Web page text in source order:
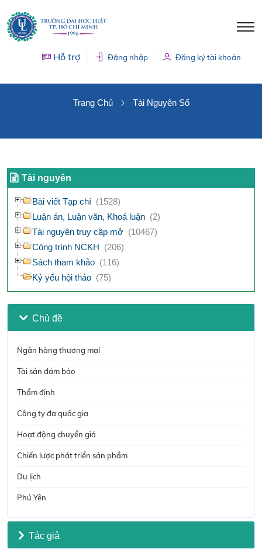
Hỗ trợ Đăng nhập Đăng ký tài khoản
Trang Chủ Tài Nguyên Số
Tài nguyên
Bài viết Tạp chí (1528)
Luận án, Luận văn, Khoá luận (2)
Tài nguyên truy cập mở (10467)
Công trình NCKH (206)
Sách tham khảo (116)
Kỷ yếu hội thảo (75)
Chủ đề
Ngân hàng thương mại
Tài sản đảm bảo
Thẩm định
Công ty đa quốc gia
Hoạt động chuyển giá
Chiến lược phát triển sản phẩm
Du lịch
Phú Yên
Tác giả